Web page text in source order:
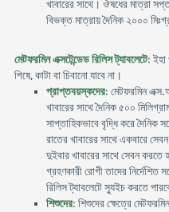
খাবারের সাথে। ঔষধের মাত্রা
বিভক্ত মাত্রায় দৈনিক ২০০০
মেটফরমিন এক্সটেন্ডেড রিলিস ট্যাবলেটে:
পিষে, কাটা বা চিবানো যাবে না।
প্রাপ্তবয়স্কদের: মেটফরমিন
খাবারের সাথে দৈনিক ৫০০
সাপ্তাহিকভাবে বৃদ্ধি করে দৈনিক
রাতের খাবারের সাথে একবারে
দুইবার খাবারের সাথে সেবন করতে
গ্রহণকারী রোগী তাদের নির্দেশিত
রিলিস ট্যাবলেটে স্যুইচ করতে
শিশুদের: শিশুদের ক্ষেত্রে